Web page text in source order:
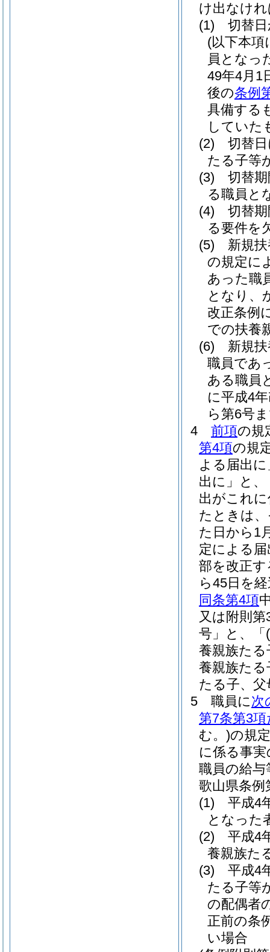
け出なけ
(1)
切替
(以下本項
員となっ
49年4月1
後の条例
具備する
していた
(2)
切替
たる子等
(3)
切替
る職員と
(4)
切替
る要件を
(5)
新規
の規定に
あった職
となり、
改正条例
での扶養
(6)
新規
職員であ
ある職員
に平成4
ら第6号
4
前項の規
第4項の規
よる届出
出に」と
出がこれ
たときは
た日から1
定による
部を改正す
ら45日を
同条第4項
又は附則
号」と、
養親族た
養親族た
たる子、
5
職員に次
第7条第3
む。)の規
に係る事
職員の給
歌山県条例
(1)
平成4
となった
(2)
平成4
養親族た
(3)
平成4
たる子等
の配偶者
正前の条
い場合